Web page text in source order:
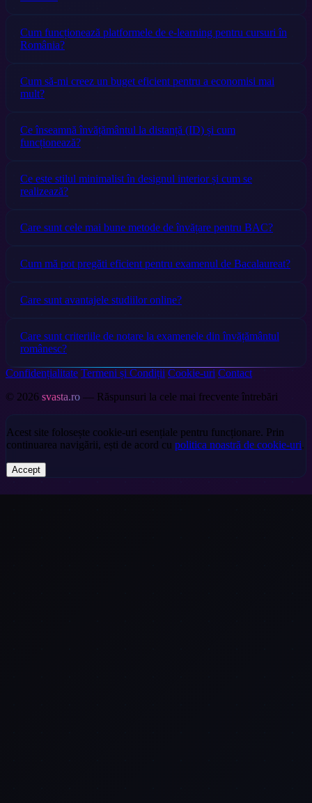
Cum funcționează platformele de e-learning pentru cursuri în
România?
Cum să-mi creez un buget eficient pentru a economisi mai
mult?
Ce înseamnă învățământul la distanță (ID) și cum
funcționează?
Ce este stilul minimalist în designul interior și cum se
realizează?
Care sunt cele mai bune metode de învățare pentru BAC?
Cum mă pot pregăti eficient pentru examenul de Bacalaureat?
Care sunt avantajele studiilor online?
Care sunt criteriile de notare la examenele din învățământul
românesc?
Confidențialitate Termeni și Condiții Cookie-uri Contact
© 2026 svasta.ro — Răspunsuri la cele mai frecvente întrebări
Acest site folosește cookie-uri esențiale pentru funcționare. Prin
continuarea navigării, ești de acord cu politica noastră de cookie-uri.
Accept